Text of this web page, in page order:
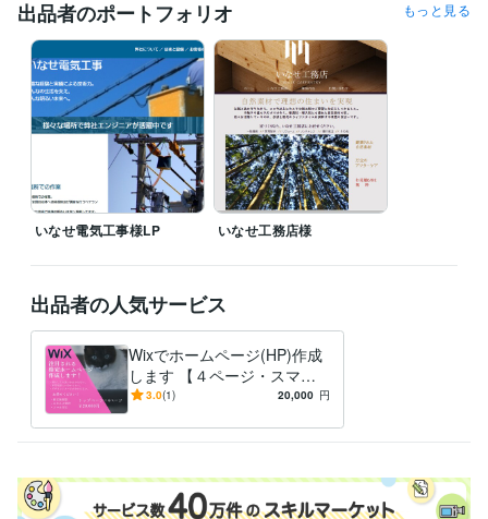
得意分野
Web制作・HP作成・EC構築 Webデザイン
出品者のポートフォリオ もっと見る
いなせ電気工事様LP いなせ工務店様
出品者の人気サービス
Wixでホームページ(HP)作成
します 【４ページ・スマホ
対応】格安です。
3.0(1) 20,000 円